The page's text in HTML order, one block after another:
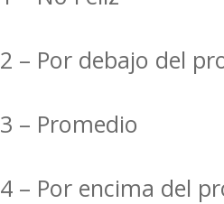
2 – Por debajo del
3 – Promedio
4 – Por encima del